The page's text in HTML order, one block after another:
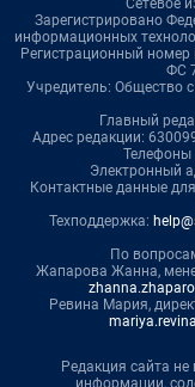
Сетевое
Зарегистрировано
информационных
Регистрационный
ФС
Учредитель: Общество
Главный
Адрес редакции:
Телефоны
Электронный
Контактные данные
Техподдержка:
По
Жапарова Жанна,
Ревина Мария,
Редакция сайта не